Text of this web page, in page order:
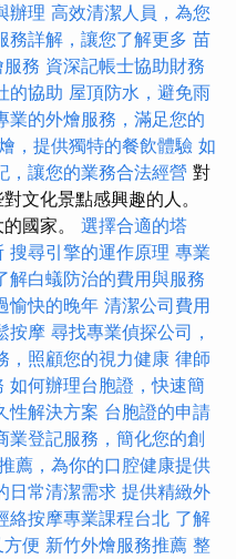
辦理 高效清潔人員，為您
務詳解，讓您了解更多 苗
務 資深記帳士協助財務
的協助 屋頂防水，避免雨
業的外燴服務，滿足您的
，提供獨特的餐飲體驗 如
，讓您的業務合法經營 對
文化景點感興趣的人。
國家。 選擇合適的塔
搜尋引擎的運作原理 專業
解白蟻防治的費用與服務
愉快的晚年 清潔公司費用
按摩 尋找專業偵探公司，
，照顧您的視力健康 律師
如何辦理台胞證，快速簡
性解決方案 台胞證的申請
業登記服務，簡化您的創
薦，為你的口腔健康提供
日常清潔需求 提供精緻外
絡按摩專業課程台北 了解
便 新竹外燴服務推薦 整